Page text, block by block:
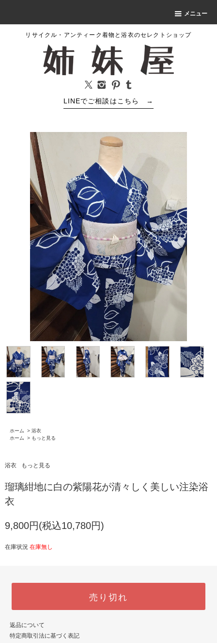
メニュー
リサイクル・アンティーク着物と浴衣のセレクトショップ
LINEでご相談はこちら →
ホーム > 浴衣
ホーム
> もっと見る
浴衣 もっと見る
瑠璃紺地に白の紫陽花が清々しく美しい注染浴
衣
9,800円(税込10,780円)
在庫状況 在庫無し
売り切れ
返品について
特定商取引法に基づく表記